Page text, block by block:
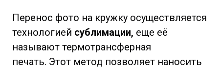
Перенос фото на кружку осуществляется
технологией сублимации, еще её
называют термотрансферная
печать. Этот метод позволяет наносить